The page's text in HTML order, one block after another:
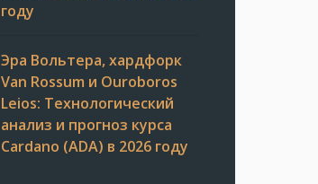
году
Эра Вольтера, хардфорк
Van Rossum и Ouroboros
Leios: Технологический
анализ и прогноз курса
Cardano (ADA) в 2026 году